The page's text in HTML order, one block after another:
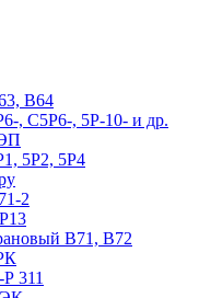
В64
, С5Р6-, 5Р-10- и др.
5Р2, 5Р4
2
В71, В72
311